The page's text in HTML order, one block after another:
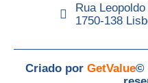
Rua
1750-138
Criado por GetValue©